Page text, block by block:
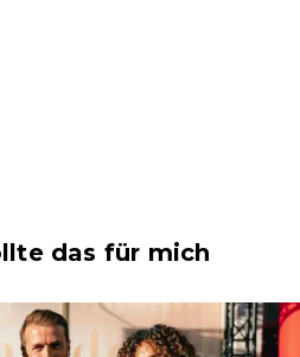
das für mich